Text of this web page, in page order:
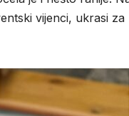
vijenci, ukrasi za